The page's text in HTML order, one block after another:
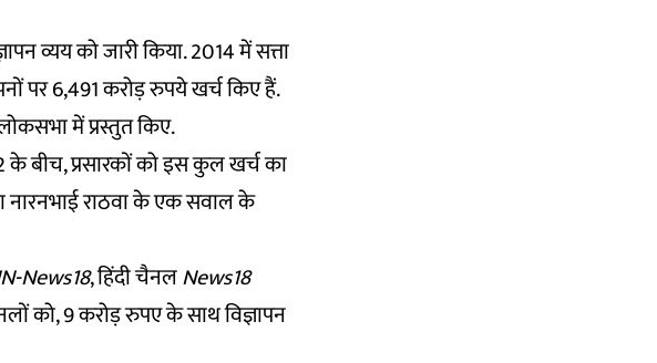
व्यय को जारी किया. 2014 में सत्ता
पर 6,491 करोड़ रुपये खर्च किए हैं.
में प्रस्तुत किए.
के बीच, प्रसारकों को इस कुल खर्च का
नारनभाई राठवा के एक सवाल के
News18, हिंदी चैनलNews18
को, 9 करोड़ रुपए के साथ विज्ञापन